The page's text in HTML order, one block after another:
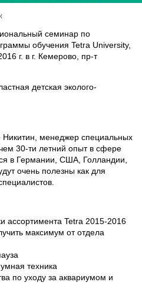
семинар по
обучения Tetra University,
г. в г. Кемерово, пр-т
детская эколого-
менеджер специальных
30-ти летний опыт в сфере
в Германии, США, Голландии,
очень полезны как для
ассортимента Tetra 2015-2016
максимум от отдела
техника
по уходу за аквариумом и